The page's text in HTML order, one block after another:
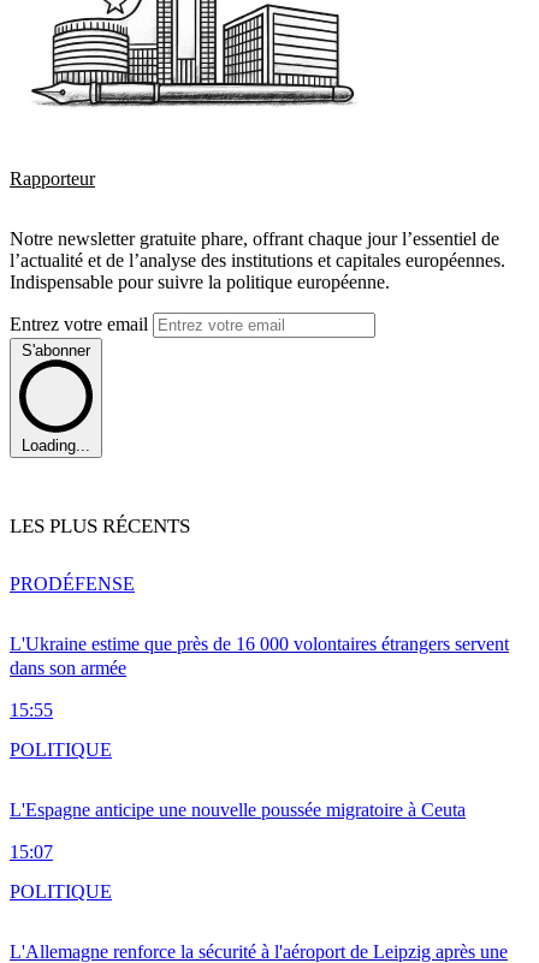
Rapporteur
Notre newsletter gratuite phare, offrant chaque jour l’essentiel de
l’actualité et de l’analyse des institutions et capitales européennes.
Indispensable pour suivre la politique européenne.
Entrez votre email
S'abonner
Loading...
LES PLUS RÉCENTS
L'Ukraine estime que près de 16 000 volontaires étrangers servent
dans son armée
15:55
PRODÉFENSE
L'Espagne anticipe une nouvelle poussée migratoire à Ceuta
15:07
POLITIQUE
L'Allemagne renforce la sécurité à l'aéroport de Leipzig après une
POLITIQUE